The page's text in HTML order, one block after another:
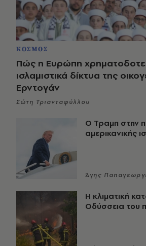
ΚΟΣΜΟΣ
Πώς η Ευρώπη
ισλαμιστικά δίκτυα της
Ερντογάν
Σώτη Τριανταφύλλου
Ο Τραμπ στην
αμερικανικής
Άγης
Η κλιματική
Οδύσσεια του